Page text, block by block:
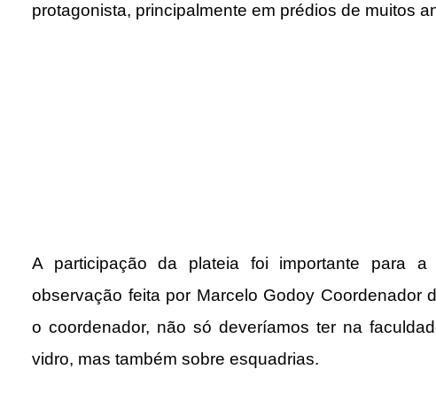
protagonista, principalmente em prédios de muitos
A participação da plateia foi importante para
observação feita por Marcelo Godoy Coordenador
o coordenador, não só deveríamos ter na
vidro, mas também sobre esquadrias.